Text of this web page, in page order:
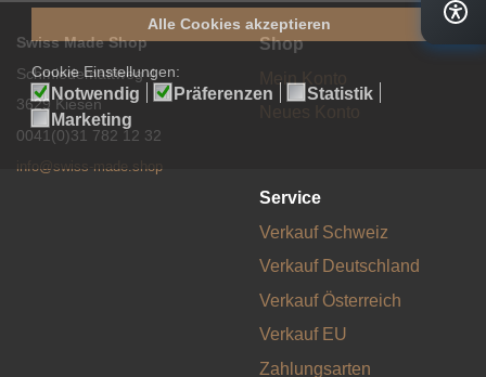
Swiss Made Shop
Schmiedemattweg 4
3629 Kiesen
0041(0)31 782 12 32
info@swiss-made.shop
Shop
Mein Konto
Service
Verkauf Schweiz
Verkauf Deutschland
Verkauf Österreich
Verkauf EU
Zahlungsarten